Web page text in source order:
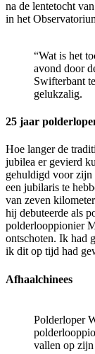
na de lentetocht
in het
“Wat is het
avond door
Swifterbant
gelukzalig.
25 jaar
Hoe langer de
jubilea er gevierd
gehuldigd voor zijn
een jubilaris te
van zeven
hij debuteerde als
polderlooppionier
ontschoten. Ik had
ik dit op tijd had
Afhaalchinees
Polderloper
vallen op